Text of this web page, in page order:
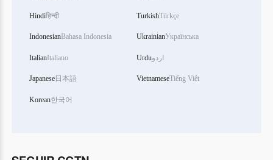
Hindiहिन्दी
IndonesianBahasa Indonesia
ItalianItaliano
Japanese日本語
Korean한국어
TurkishTürkçe
UkrainianУкраїнська
Urduاردو
VietnameseTiếng Việt